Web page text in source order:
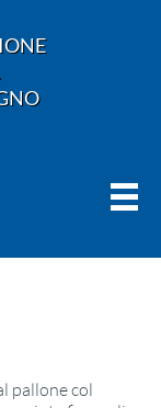
pallone col